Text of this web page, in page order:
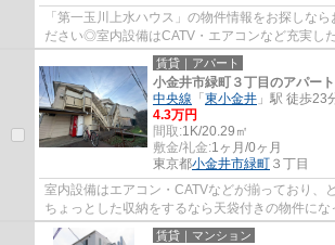
「第一玉川上水ハウス」の物件情報をお探しな
ださい◎室内設備はCATV・エアコンなど充実し
す◎押入があるので、収納スペースもバッチリ...
賃貸｜アパート
小金井市緑町３丁目のアパート
中央線 「 東小金井 」駅 徒歩23
4.3万円
間取:1K/20.29㎡
敷金/礼金:1ヶ月/0ヶ月
東京都小金井市緑町 ３丁目
室内設備はエアコン・CATVなどが揃っており、
ちょっとした収納をするなら天袋付きの物件に
家計に嬉しい物件、ご検討してみてはいかがで...
賃貸｜マンション